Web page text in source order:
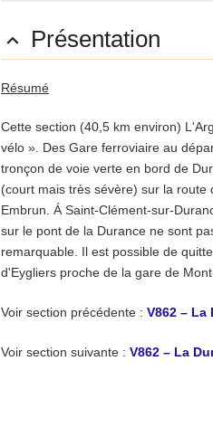
 Présentation
Résumé
Cette section (40,5 km environ)
vélo ». Des Gare ferroviaire au
tronçon de voie verte en bord de
(court mais très sévère) sur la
Embrun. Á Saint-Clément-sur-
sur le pont de la Durance ne sont
remarquable. Il est possible de
d'Eygliers proche de la gare de
Voir section précédente : V862 – La
Voir section suivante : V862 – La